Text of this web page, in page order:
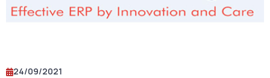
24/09/2021